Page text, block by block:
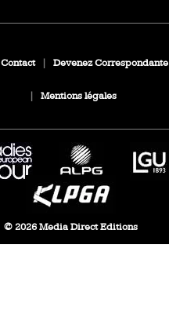
Contact Devenez Correspondante
Mentions légales
© 2026 Media Direct Editions